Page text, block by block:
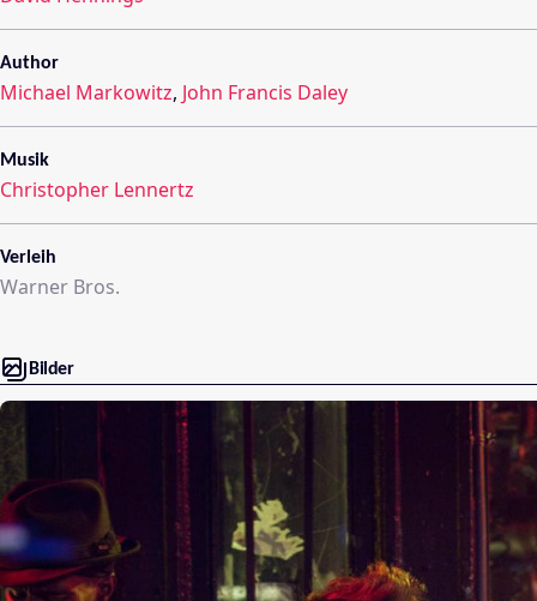
Author
Michael Markowitz, John Francis Daley
Musik
Christopher Lennertz
Verleih
Warner Bros.
Bilder